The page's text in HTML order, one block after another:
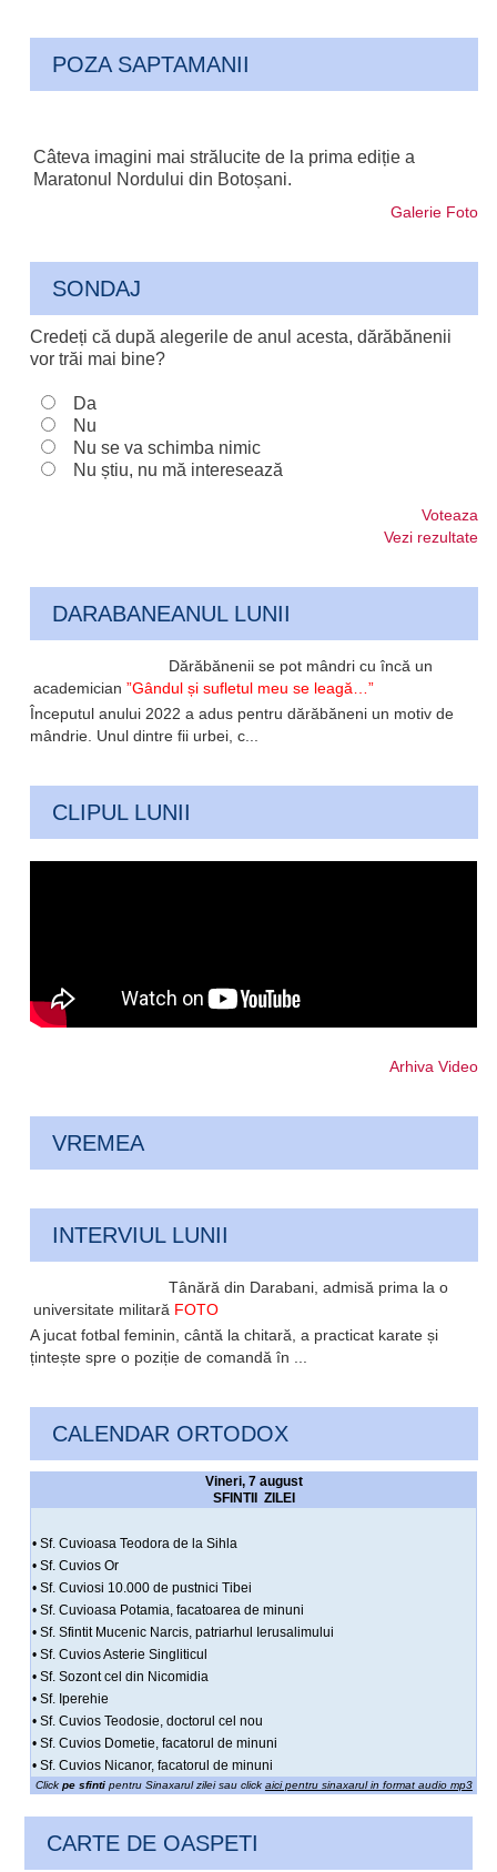
POZA SAPTAMANII
Câteva imagini mai strălucite de la prima ediție a
Maratonul Nordului din Botoșani.
Galerie Foto
SONDAJ
Credeți că după alegerile de anul acesta, dărăbănenii
vor trăi mai bine?
Da
Nu
Nu se va schimba nimic
Nu știu, nu mă interesează
Voteaza
Vezi rezultate
DARABANEANUL LUNII
Dărăbănenii se pot mândri cu încă un
academician”Gândul și sufletul meu se leagă…”
Începutul anului 2022 a adus pentru dărăbăneni un motiv de
mândrie. Unul dintre fii urbei, c...
CLIPUL LUNII
Arhiva Video
VREMEA
INTERVIUL LUNII
Tânără din Darabani, admisă prima la o
universitate militară FOTO
A jucat fotbal feminin, cântă la chitară, a practicat karate și
țintește spre o poziție de comandă în ...
CALENDAR ORTODOX
Vineri, 7 august
SFINTII ZILEI
• Sf. Cuvioasa Teodora de la Sihla
• Sf. Cuvios Or
• Sf. Cuviosi 10.000 de pustnici Tibei
• Sf. Cuvioasa Potamia, facatoarea de minuni
• Sf. Sfintit Mucenic Narcis, patriarhul Ierusalimului
• Sf. Cuvios Asterie Singliticul
• Sf. Sozont cel din Nicomidia
• Sf. Iperehie
• Sf. Cuvios Teodosie, doctorul cel nou
• Sf. Cuvios Dometie, facatorul de minuni
• Sf. Cuvios Nicanor, facatorul de minuni
Click pe sfintipentru Sinaxarul zilei sau click aici pentru sinaxarul in format audio mp3
CARTE DE OASPETI